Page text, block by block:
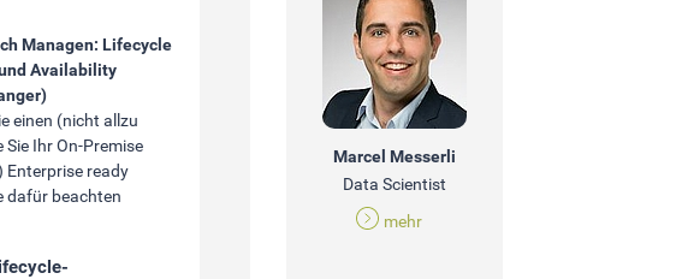
Managen: Lifecycle
Availability
einen (nicht allzu
Ihr On-Premise
Enterprise ready
dafür beachten
Marcel Messerli
Data Scientist
mehr